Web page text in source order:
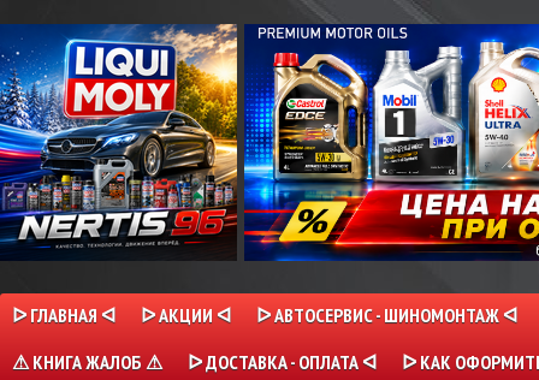
ᐅ ГЛАВНАЯ ᐊ ᐅ АКЦИИ ᐊ
ᐅ АВТОСЕРВИС - ШИНОМОНТАЖ ᐊ
⚠ КНИГА ЖАЛОБ ⚠
ᐅ ДОСТАВКА - ОПЛАТА ᐊ ᐅ КАК